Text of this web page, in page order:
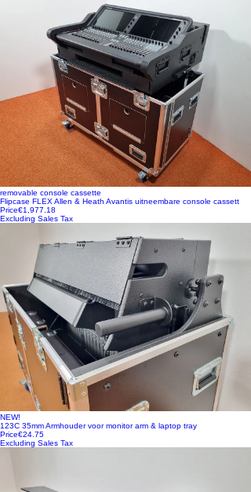
removable console cassette
Flipcase FLEX Allen & Heath Avantis uitneembare console cassett
Price€1,977.18
Excluding Sales Tax
NEW!
123C 35mm Armhouder voor monitor arm & laptop tray
Price€24.75
Excluding Sales Tax